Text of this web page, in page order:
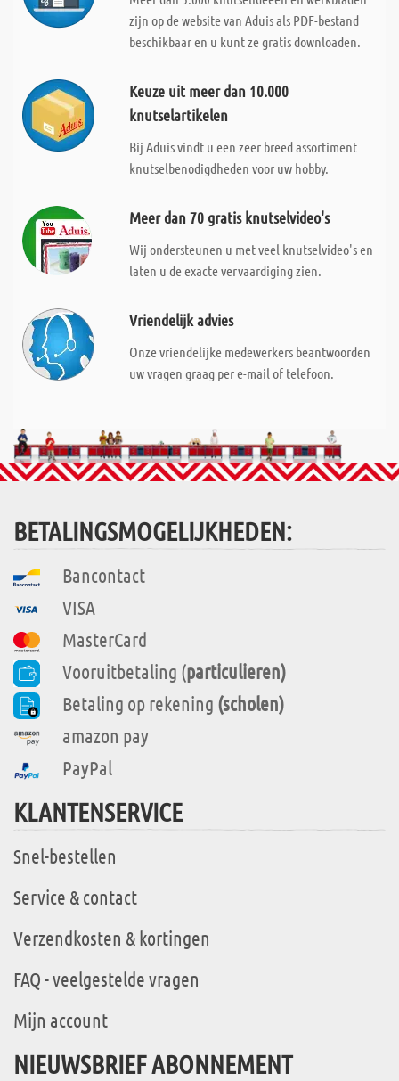
zijn op de website van Aduis als PDF-bestand
beschikbaar en u kunt ze gratis downloaden.
Keuze uit meer dan 10.000
knutselartikelen
Bij Aduis vindt u een zeer breed assortiment
knutselbenodigdheden voor uw hobby.
Meer dan 70 gratis knutselvideo's
Wij ondersteunen u met veel knutselvideo's en
laten u de exacte vervaardiging zien.
Vriendelijk advies
Onze vriendelijke medewerkers beantwoorden
uw vragen graag per e-mail of telefoon.
BETALINGSMOGELIJKHEDEN:
Bancontact
VISA
MasterCard
Vooruitbetaling (particulieren)
Betaling op rekening (scholen)
amazon pay
PayPal
KLANTENSERVICE
Snel-bestellen
Service & contact
Verzendkosten & kortingen
FAQ - veelgestelde vragen
Mijn account
NIEUWSBRIEF ABONNEMENT